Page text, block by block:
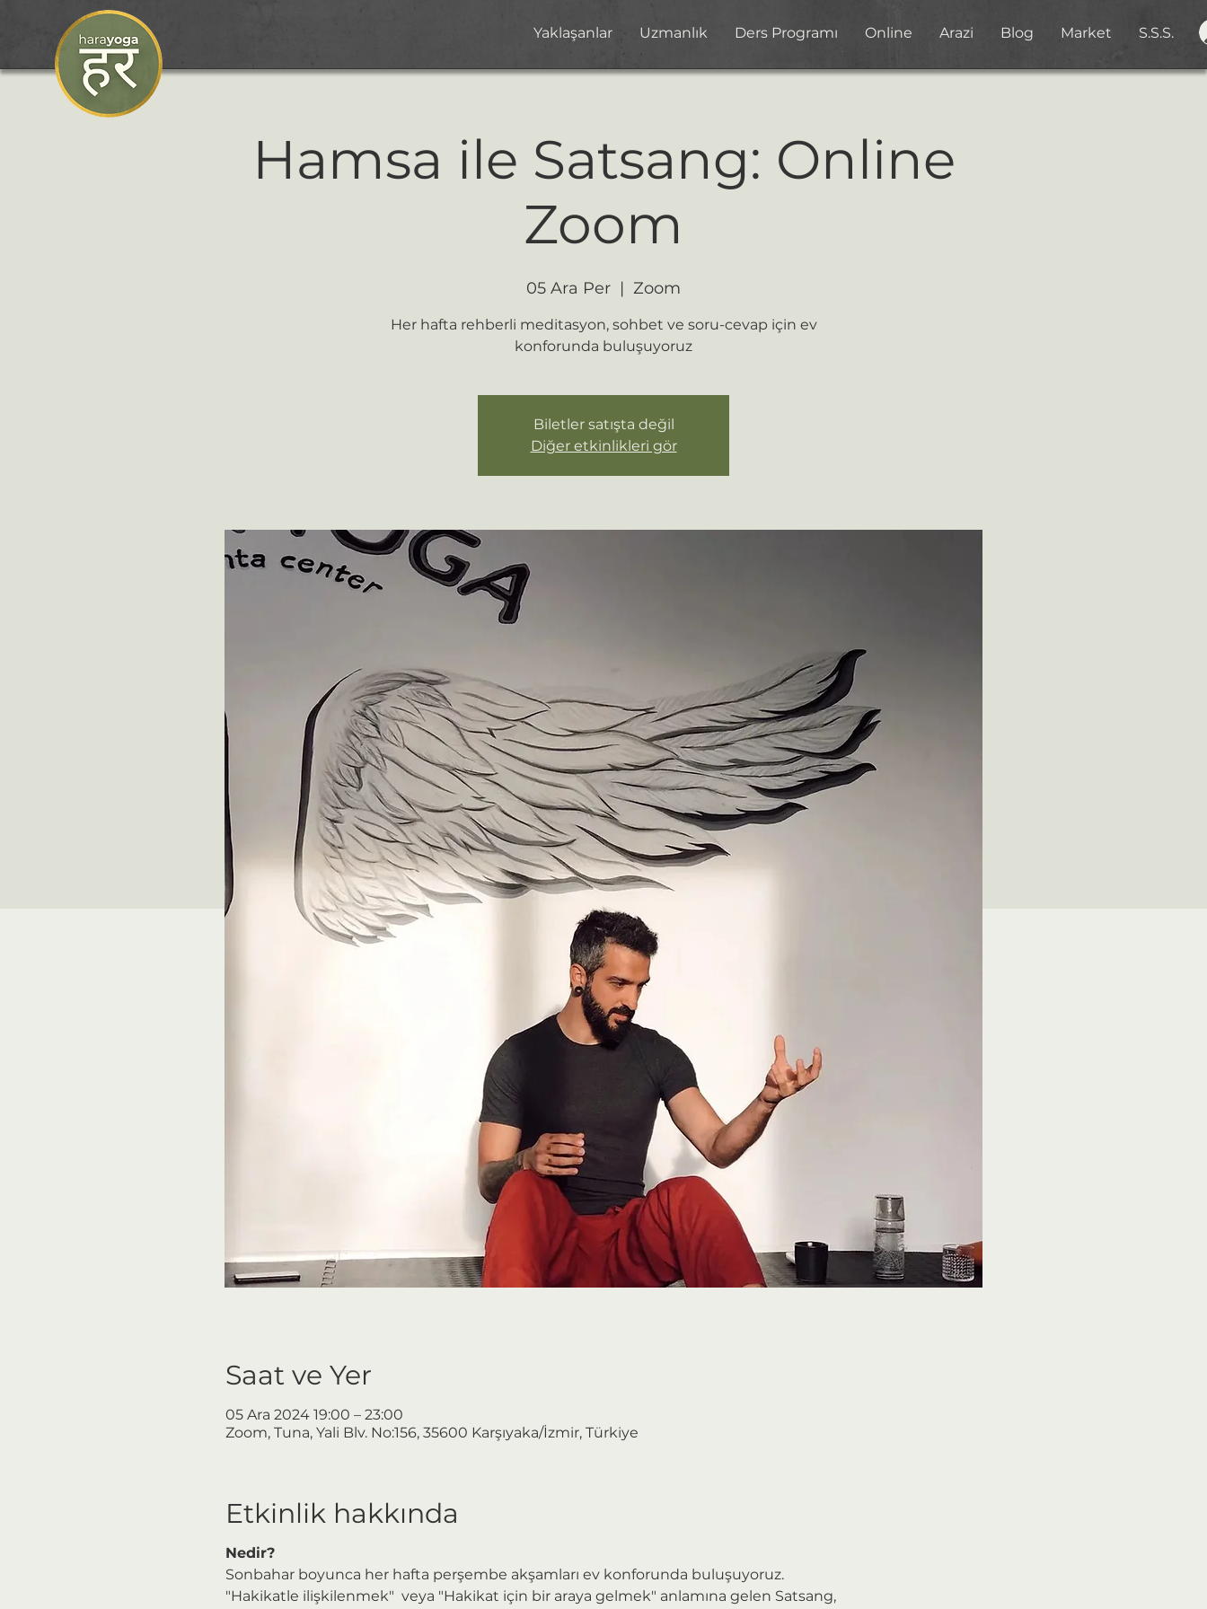
Yaklaşanlar Uzmanlık Ders Programı Online Arazi Blog Market S.S.S.
Hamsa ile Satsang: Online
Zoom
05 Ara Per
  |
Zoom
Her hafta rehberli meditasyon, sohbet ve soru-cevap için ev
konforunda buluşuyoruz
Biletler satışta değil
Diğer etkinlikleri gör
Saat ve Yer
05 Ara 2024 19:00 – 23:00
Zoom, Tuna, Yali Blv. No:156, 35600 Karşıyaka/İzmir, Türkiye
Etkinlik hakkında
Nedir?
Sonbahar boyunca her hafta perşembe akşamları ev konforunda buluşuyoruz.
"Hakikatle ilişkilenmek" veya "Hakikat için bir araya gelmek" anlamına gelen Satsang,